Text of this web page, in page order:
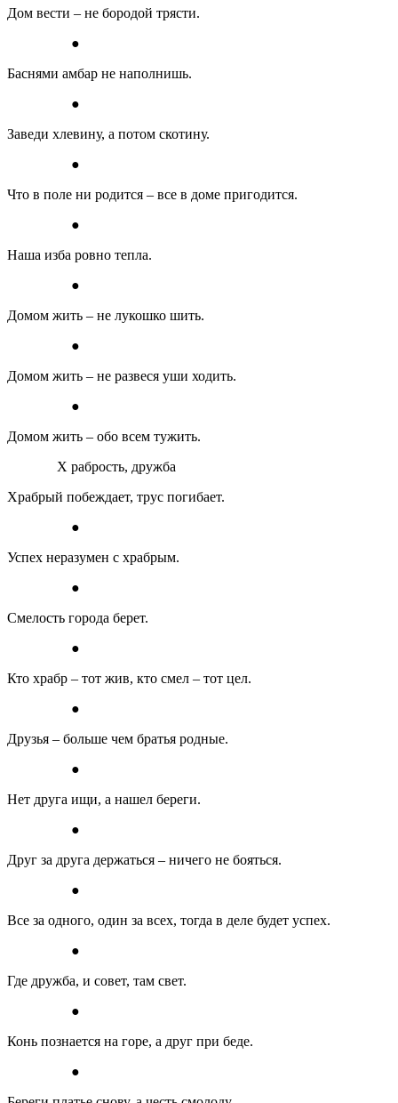
Дом вести – не бородой трясти.
●
Баснями амбар не наполнишь.
●
Заведи хлевину, а потом скотину.
●
Что в поле ни родится – все в доме пригодится.
●
Наша изба ровно тепла.
●
Домом жить – не лукошко шить.
●
Домом жить – не развеся уши ходить.
●
Домом жить – обо всем тужить.
Х рабрость, дружба
Храбрый побеждает, трус погибает.
●
Успех неразумен с храбрым.
●
Смелость города берет.
●
Кто храбр – тот жив, кто смел – тот цел.
●
Друзья – больше чем братья родные.
●
Нет друга ищи, а нашел береги.
●
Друг за друга держаться – ничего не бояться.
●
Все за одного, один за всех, тогда в деле будет успех.
●
Где дружба, и совет, там свет.
●
Конь познается на горе, а друг при беде.
●